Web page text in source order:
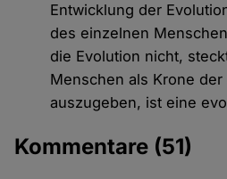
Entwicklung der
des einzelnen
die Evolution nicht,
Menschen als Krone
auszugeben, ist eine
Kommentare (51)